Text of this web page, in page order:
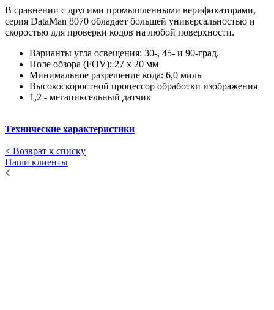
В сравнении с другими промышленными верификаторами,
серия DataMan 8070 обладает большей универсальностью и
скоростью для проверки кодов на любой поверхности.
Варианты угла освещения: 30-, 45- и 90-град.
Поле обзора (FOV): 27 x 20 мм
Минимальное разрешение кода: 6,0 миль
Высокоскоростной процессор обработки изображения
1,2 - мегапиксельный датчик
Технические характеристики
< Возврат к списку
Наши клиенты